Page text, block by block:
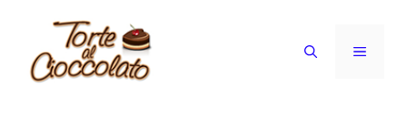
contenuto
MENU